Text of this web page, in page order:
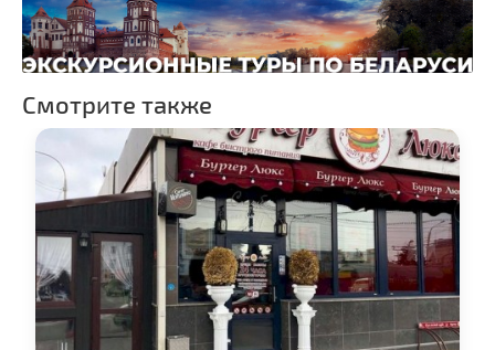
Костелы
Национальные парки и
заказники
Смотрите также